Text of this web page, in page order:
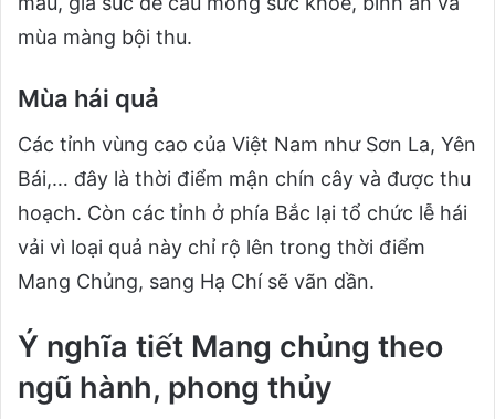
mùa màng bội thu.
Mùa hái quả
Các tỉnh vùng cao của Việt Nam như Sơn La, Yên
Bái,… đây là thời điểm mận chín cây và được thu
hoạch. Còn các tỉnh ở phía Bắc lại tổ chức lễ hái
vải vì loại quả này chỉ rộ lên trong thời điểm
Mang Chủng, sang Hạ Chí sẽ vãn dần.
Ý nghĩa tiết Mang chủng theo
ngũ hành, phong thủy